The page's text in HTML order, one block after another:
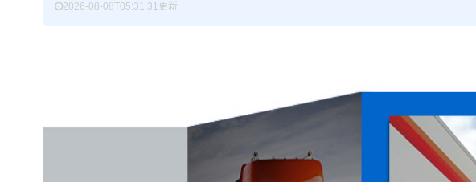
2026-08-08T05:31:31更新